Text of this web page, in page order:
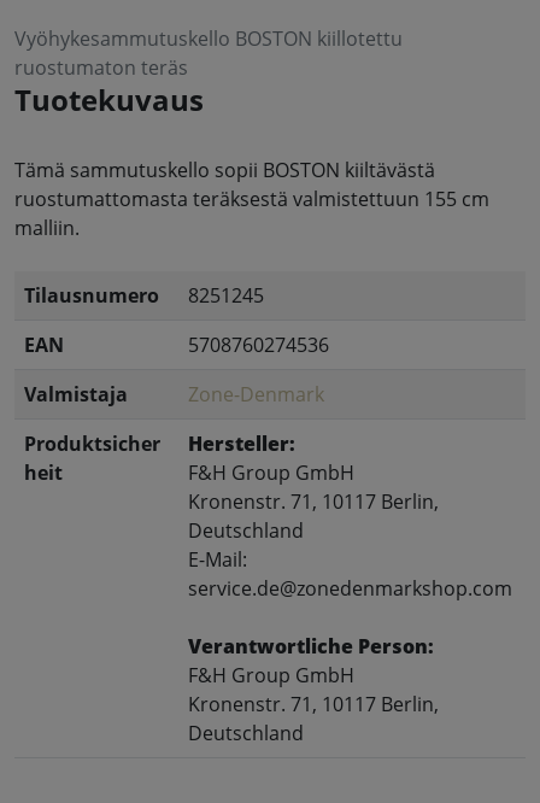
Vyöhykesammutuskello BOSTON kiillotettu
ruostumaton teräs
Tuotekuvaus
Tämä sammutuskello sopii BOSTON kiiltävästä
ruostumattomasta teräksestä valmistettuun 155 cm
malliin.
Tilausnumero
8251245
EAN
5708760274536
Valmistaja
Zone-Denmark
Produktsicher
heit
Hersteller:
F&H Group GmbH
Kronenstr. 71, 10117 Berlin,
Deutschland
E-Mail:
service.de@zonedenmarkshop.com
Verantwortliche Person:
F&H Group GmbH
Kronenstr. 71, 10117 Berlin,
Deutschland